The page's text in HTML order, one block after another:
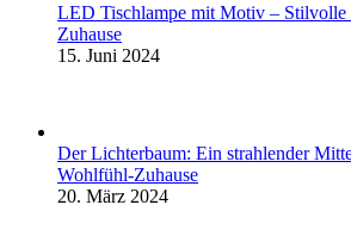
LED Tischlampe mit Motiv – Stilvolle
Zuhause
15. Juni 2024
Der Lichterbaum: Ein strahlender
Wohlfühl-Zuhause
20. März 2024